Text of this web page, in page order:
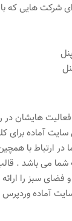
شرکت هایی
هایشان در
سایت آماده
ارتباط با